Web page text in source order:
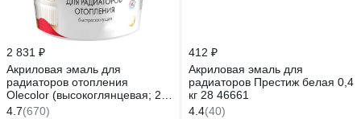
2 831 ₽
Акриловая эмаль для
радиаторов отопления
Olecolor (высокоглянцевая; 2.5
кг) 4300011045
4.7(670)
412 ₽
Акриловая эмаль для
радиаторов Престиж белая 0,4
кг 28 46661
4.4(40)